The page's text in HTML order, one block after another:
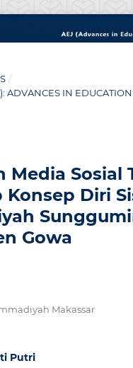
/
ADVANCES IN
Media Sosial
Konsep Diri
Gowa
Makassar
Putri